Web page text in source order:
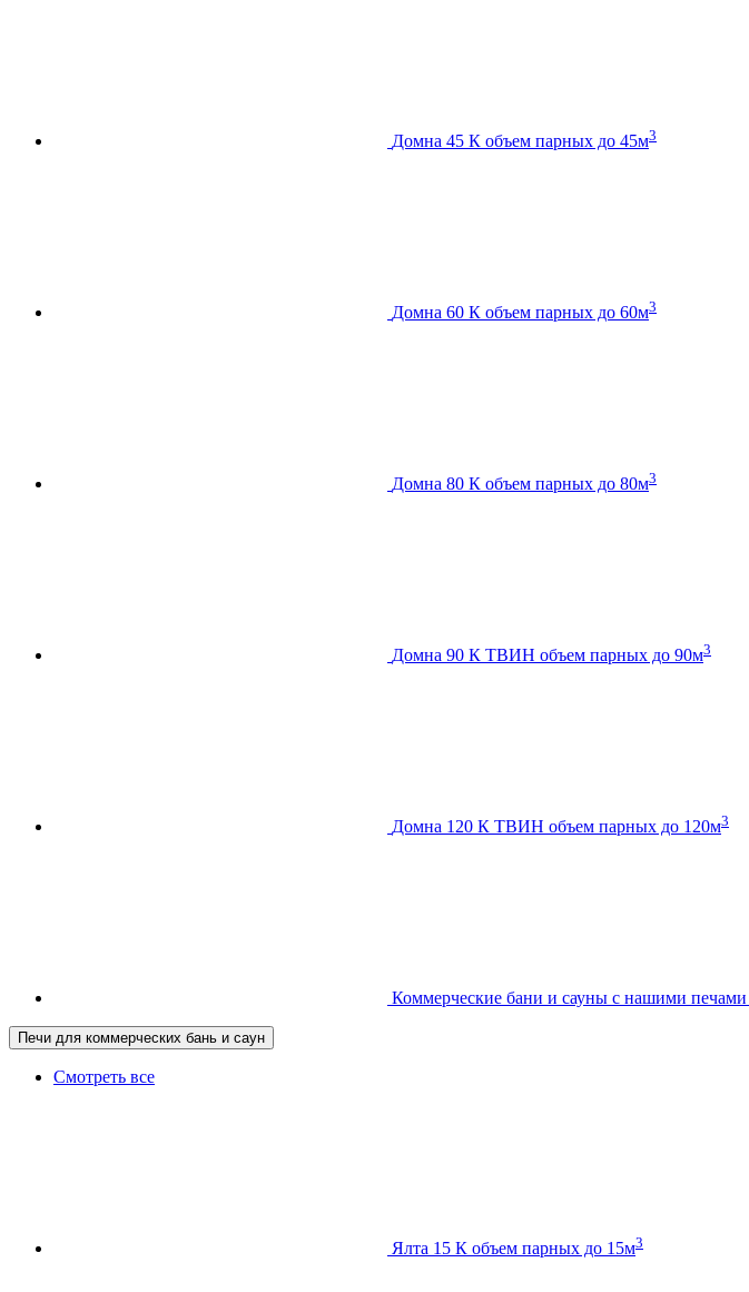
Домна 45 К объем парных до 45м3
Домна 60 К объем парных до 60м3
Домна 80 К объем парных до 80м3
Домна 90 К ТВИН объем парных до 90м3
Домна 120 К ТВИН объем парных до 120м3
Коммерческие бани и сауны с нашими печами
Печи для коммерческих бань и саун
Смотреть все
Ялта 15 К объем парных до 15м3